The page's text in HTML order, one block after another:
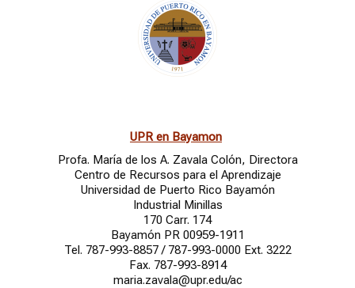
UPR en Bayamon
Profa. María de los A. Zavala Colón, Directora
Centro de Recursos para el Aprendizaje
Universidad de Puerto Rico Bayamón
Industrial Minillas
170 Carr. 174
Bayamón PR 00959-1911
Tel. 787-993-8857 / 787-993-0000 Ext. 3222
Fax. 787-993-8914
maria.zavala@upr.edu/ac